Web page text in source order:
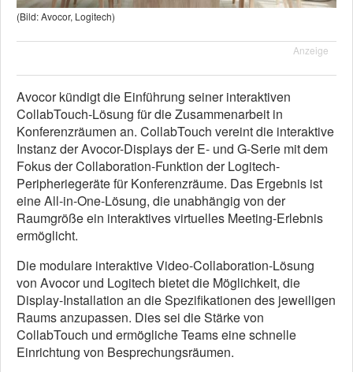
(Bild: Avocor, Logitech)
Anzeige
Avocor kündigt die Einführung seiner interaktiven
CollabTouch-Lösung für die Zusammenarbeit in
Konferenzräumen an. CollabTouch vereint die interaktive
Instanz der Avocor-Displays der E- und G-Serie mit dem
Fokus der Collaboration-Funktion der Logitech-
Peripheriegeräte für Konferenzräume. Das Ergebnis ist
eine All-in-One-Lösung, die unabhängig von der
Raumgröße ein interaktives virtuelles Meeting-Erlebnis
ermöglicht.
Die modulare interaktive Video-Collaboration-Lösung
von Avocor und Logitech bietet die Möglichkeit, die
Display-Installation an die Spezifikationen des jeweiligen
Raums anzupassen. Dies sei die Stärke von
CollabTouch und ermögliche Teams eine schnelle
Einrichtung von Besprechungsräumen.